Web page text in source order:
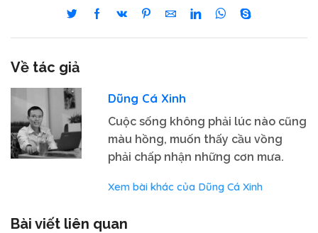
Về tác giả
Dũng Cá Xinh
Cuộc sống không phải lúc nào cũng
màu hồng, muốn thấy cầu vồng
phải chấp nhận những cơn mưa.
Xem bài khác của Dũng Cá Xinh
Bài viết liên quan